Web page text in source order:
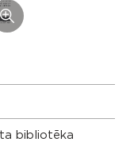
bibliotēka